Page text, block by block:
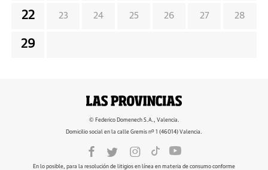
22 23 24 25 26 27 28
29
© Federico Domenech S.A., Valencia.
Domicilio social en la calle Gremis nº 1 (46014) Valencia.
En lo posible, para la resolución de litigios en línea en materia de consumo conforme